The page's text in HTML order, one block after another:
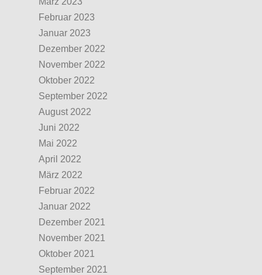
Februar 2023
Januar 2023
Dezember 2022
November 2022
Oktober 2022
September 2022
August 2022
Juni 2022
Mai 2022
April 2022
März 2022
Februar 2022
Januar 2022
Dezember 2021
November 2021
Oktober 2021
September 2021